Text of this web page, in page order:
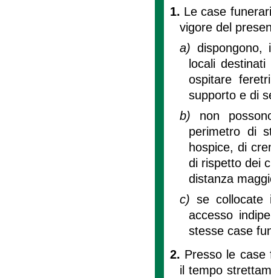
1. Le case
vigore del
a)
locali
ospitare
supporto e di
b) non
perimetro di
hospice, di
di rispetto dei
distanza
c) se collocate
accesso
stesse case
2. Presso le case
il tempo